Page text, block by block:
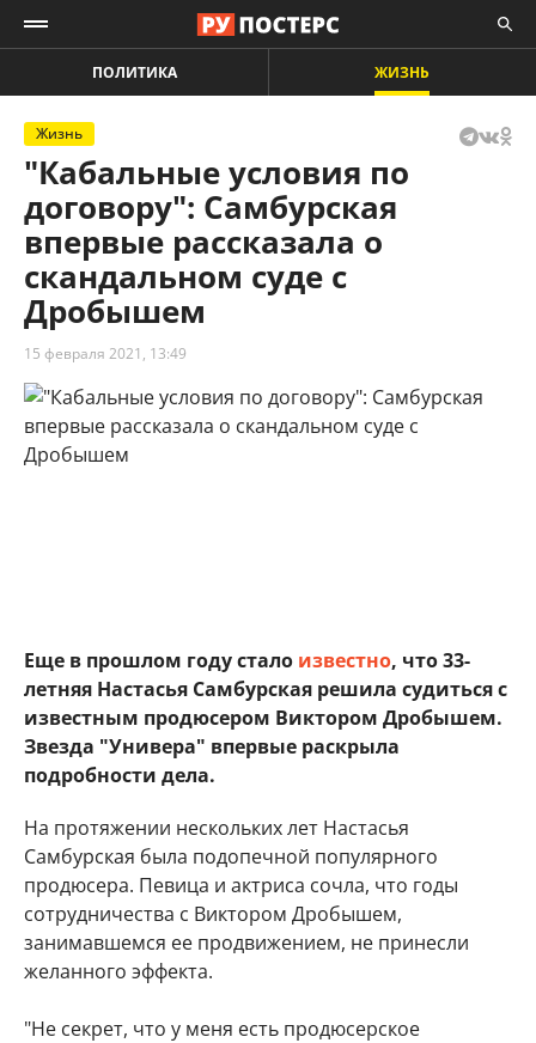
ПОЛИТИКА ЖИЗНЬ
Жизнь
"Кабальные условия по
договору": Самбурская
впервые рассказала о
скандальном суде с
Дробышем
15 февраля 2021, 13:49
Еще в прошлом году стало известно, что 33-
летняя Настасья Самбурская решила судиться с
известным продюсером Виктором Дробышем.
Звезда "Универа" впервые раскрыла
подробности дела.
На протяжении нескольких лет Настасья
Самбурская была подопечной популярного
продюсера. Певица и актриса сочла, что годы
сотрудничества с Виктором Дробышем,
занимавшемся ее продвижением, не принесли
желанного эффекта.
"Не секрет, что у меня есть продюсерское